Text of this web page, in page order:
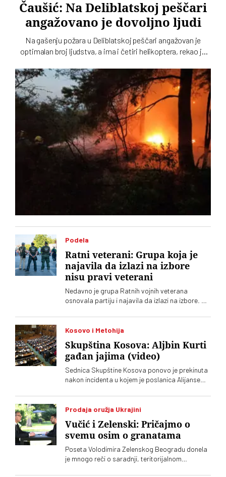
Čaušić: Na Deliblatskoj peščari
angažovano je dovoljno ljudi
Na gašenju požara u Deliblatskoj peščari angažovan je
optimalan broj ljudstva, a ima i četiri helikoptera, rekao je
poslova. Požarom je zahvaćeno oko hiljadu i po i više
hektara šume i niskog rastinja
Podela
Ratni veterani: Grupa koja je
najavila da izlazi na izbore
nisu pravi veterani
Nedavno je grupa Ratnih vojnih veterana
osnovala partiju i najavila da izlazi na izbore. Oni
se od njih
Kosovo i Metohija
Skupština Kosova: Aljbin Kurti
gađan jajima (video)
Sednica Skupštine Kosova ponovo je prekinuta
nakon incidenta u kojem je poslanica Alijanse
premijera Aljbina Kurtija
Prodaja oružja Ukrajini
Vučić i Zelenski: Pričajmo o
svemu osim o granatama
Poseta Volodimira Zelenskog Beogradu donela
je mnogo reči o saradnji, teritorijalnom